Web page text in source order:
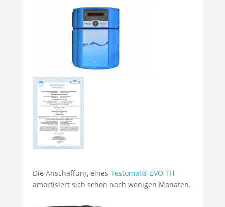
Die Anschaffung eines Testomat® EVO TH
amortisiert sich schon nach wenigen Monaten.